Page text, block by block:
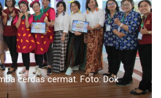
cerdas cermat. Foto: Dok